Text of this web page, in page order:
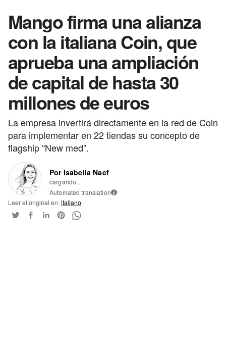
Mango firma una alianza
con la italiana Coin, que
aprueba una ampliación
de capital de hasta 30
millones de euros
La empresa invertirá directamente en la red de Coin
para implementar en 22 tiendas su concepto de
flagship “New med”.
Por Isabella Naef
cargando...
Automated translation i
Leer el original en:italiano